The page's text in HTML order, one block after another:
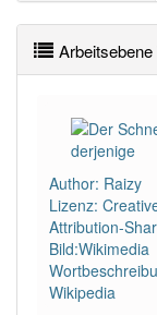
94% unserer
korrekt
Author: Raizy
Lizenz:
Attribution-
Bild:Wikimedia
Wikipedia